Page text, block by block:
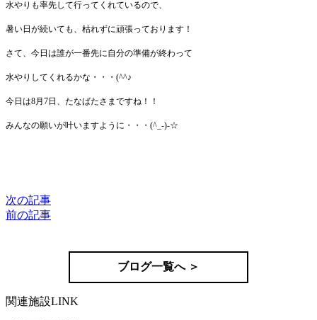
水やりも率先して行ってくれているので、
暑い日が続いても、枯れずに頑張っております！
さて、今日は誰が一番先に自分の準備が終わって
水やりしてくれるかな・・・(^^♪
今日は8月7日、たなばたさまですね！！
みんなの願いが叶いますように・・・(^_-)-☆
次の記事
前の記事
ブログ一覧へ ＞
関連施設LINK